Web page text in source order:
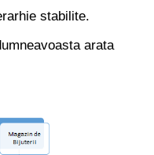
stabilite.
arata